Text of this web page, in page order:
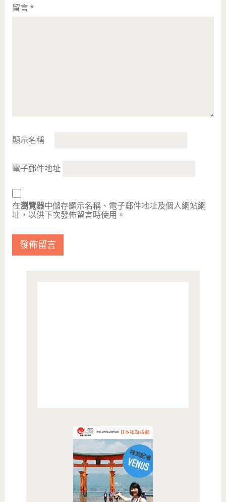
留言 *
顯示名稱
電子郵件地址
在瀏覽器中儲存顯示名稱、電子郵件地址及個人網站網
址，以供下次發佈留言時使用。